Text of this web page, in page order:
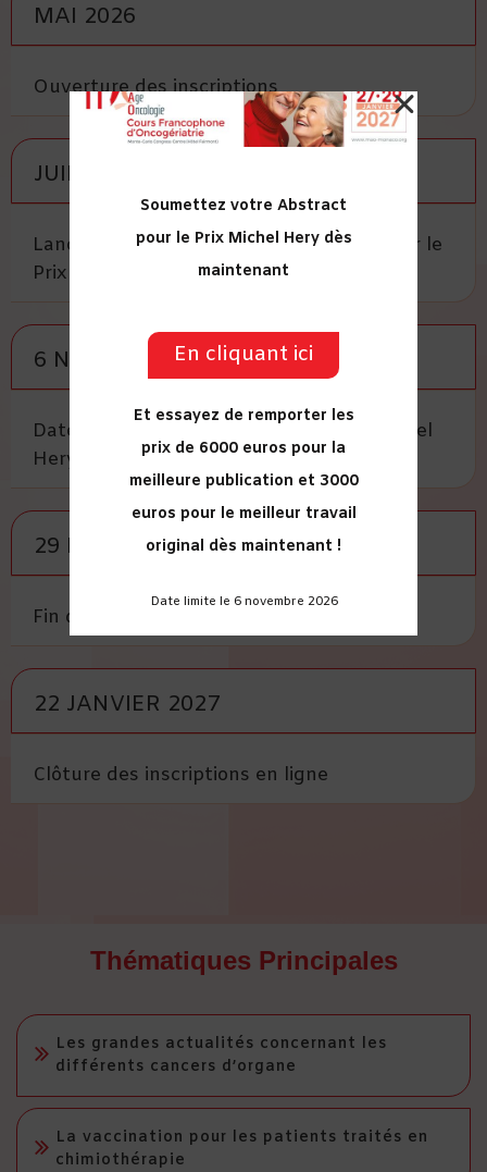
MAI 2026
Ouverture des inscriptions
JUIN 2026
Lancement de l’appel à candidatures pour le
Prix Michel Hery
6 NOVEMBRE 2026
Date limite des candidatures au Prix Michel
Hery
29 NOVEMBRE 2026
Fin des inscriptions à tarif « early »
22 JANVIER 2027
Clôture des inscriptions en ligne
Thématiques Principales
Les grandes actualités concernant les
différents cancers d’organe
La vaccination pour les patients traités en
chimiothérapie
Soumettez votre Abstract
pour le Prix Michel Hery dès
maintenant
En cliquant ici
Et essayez de remporter les
prix de 6000 euros pour la
meilleure publication et 3000
euros pour le meilleur travail
original dès maintenant !
Date limite le 6 novembre 2026